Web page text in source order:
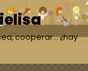
cooperar… ¿hay